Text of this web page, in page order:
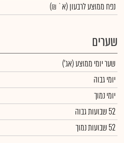
נפח ממוצע לרבעון (א` ₪)
שערים
שער יומי ממוצע(אג')
יומי גבוה
יומי נמוך
52 שבועות גבוה
52 שבועות נמוך